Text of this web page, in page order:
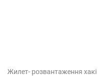
Жилет- розвантаження хакі